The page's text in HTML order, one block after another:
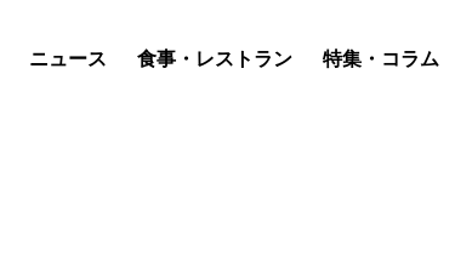
ニュース 食事・レストラン 特集・コラム